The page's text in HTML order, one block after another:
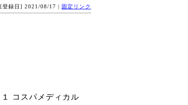
[登録日] 2021/08/17 | 固定リンク
コスパメディカル